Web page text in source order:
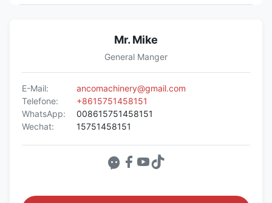
Mr. Mike
General Manger
E-Mail:
ancomachinery@gmail.com
Telefone:
+8615751458151
WhatsApp:
008615751458151
Wechat:
15751458151